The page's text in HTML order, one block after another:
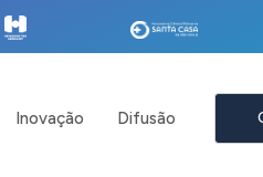
Inovação Difusão